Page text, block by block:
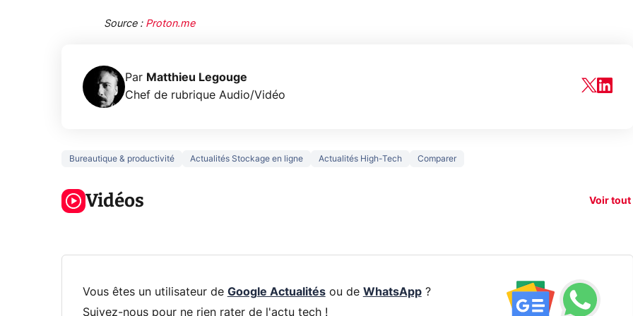
Source : Proton.me
Par Matthieu Legouge
Chef de rubrique Audio/Vidéo
Bureautique & productivité Actualités Stockage en ligne Actualités High-Tech Comparer
Vidéos Voir tout
5 générations
la prochaine
Xbox !
xAI attaque la
Vous êtes un utilisateur de Google Actualitésou de WhatsApp?
Suivez-nous pour ne rien rater de l'actu tech !